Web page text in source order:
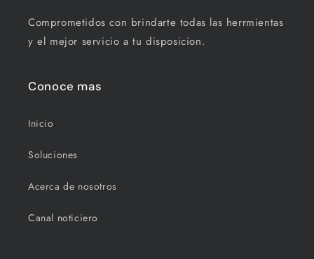
Comprometidos con brindarte todas las herrmientas
y el mejor servicio a tu disposicion.
Conoce mas
Inicio
Soluciones
Acerca de nosotros
Canal noticiero